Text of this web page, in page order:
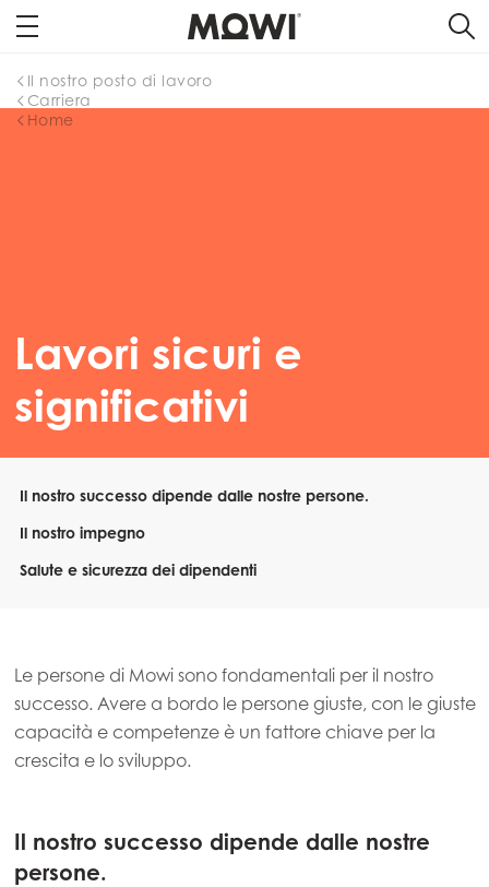
Home
Carriera
Il nostro posto di lavoro
Lavori sicuri e
significativi
Il nostro successo dipende dalle nostre persone.
Il nostro impegno
Salute e sicurezza dei dipendenti
Le persone di Mowi sono fondamentali per il nostro
successo. Avere a bordo le persone giuste, con le giuste
capacità e competenze è un fattore chiave per la
crescita e lo sviluppo.
Il nostro successo dipende dalle nostre
persone.